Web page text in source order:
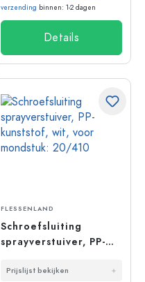
verzending binnen: 1-2 dagen
Details
FLESSENLAND
Schroefsluiting
sprayverstuiver, PP-
mondstuk: 20/410
Prijslijst bekijken